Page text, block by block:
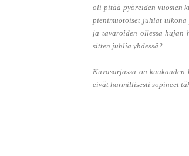
oli pitää pyöreiden vuosien
pienimuotoiset juhlat ulkona
ja tavaroiden ollessa hujan
sitten juhlia yhdessä?
Kuvasarjassa on
eivät harmillisesti sopineet